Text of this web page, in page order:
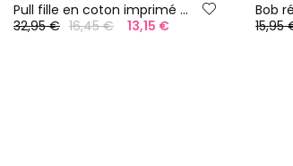
Pull fille en coton imprimé rose
32,95 € 16,45 € 13,15 €
Bob
15,95